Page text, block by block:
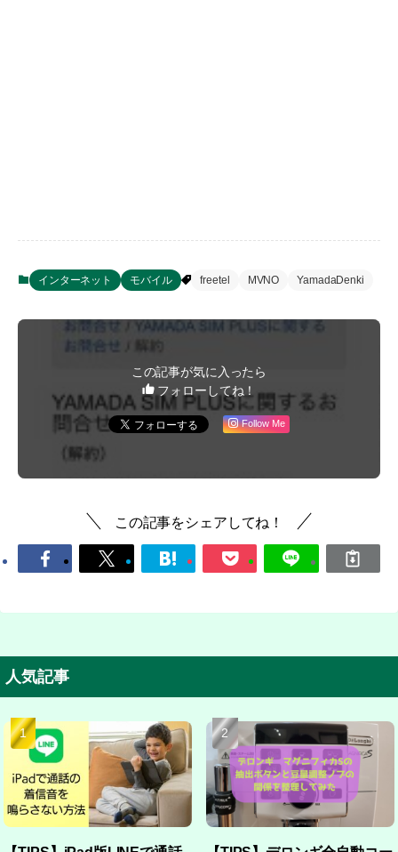
インターネット モバイル freetel MVNO YamadaDenki
この記事が気に入ったら
フォローしてね！
Follow Me
この記事をシェアしてね！
人気記事